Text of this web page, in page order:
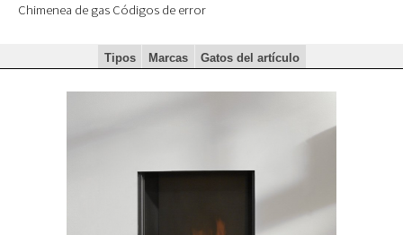
Chimenea de gas Códigos de error
Tipos Marcas Gatos del artículo